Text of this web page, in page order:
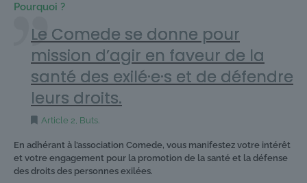
Pourquoi ?
Le Comede se donne pour
mission d’agir en faveur de la
santé des exilé·e·s et de défendre
leurs droits.
Article 2, Buts.
En adhérant à l’association Comede, vous manifestez votre intérêt
et votre engagement pour la promotion de la santé et la défense
des droits des personnes exilées.